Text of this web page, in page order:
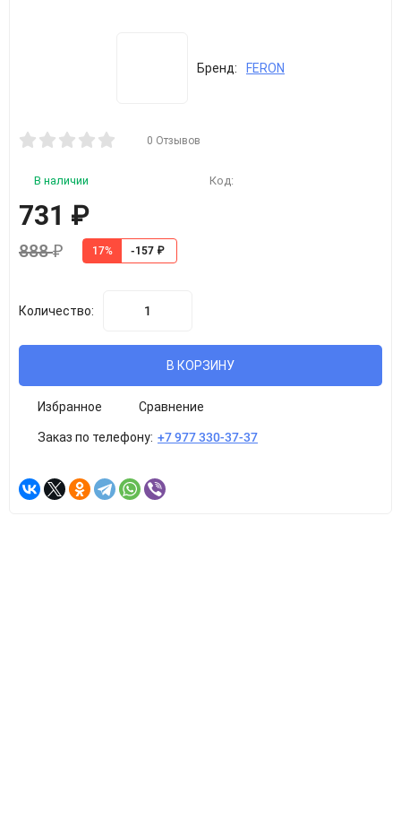
Бренд: FERON
0 Отзывов
В наличии Код:
731 ₽
888₽ 17% -157 ₽
Количество:
В КОРЗИНУ
Избранное Сравнение
Заказ по телефону: +7 977 330-37-37